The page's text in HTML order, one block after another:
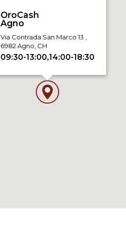
OroCash
Via Contrada San Marco 13 ,
6982 Agno, CH
09:30-13:00,14:00-18:30